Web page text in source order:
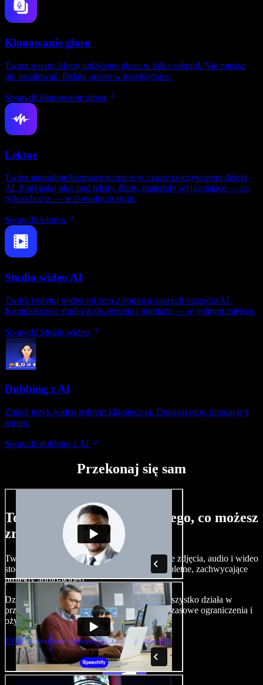
Klonowanie głosu
Twórz wierne klony ludzkiego głosu w kilka sekund. Nie musisz
nic instalować. Działa prosto w przeglądarce.
Sprawdź klonowanie głosu
Lektor
Twórz naturalnie brzmiące narracje w czasie rzeczywistym dzięki
AI. Podkładaj głos pod teksty, filmy, materiały wyjaśniające — co
tylko chcesz — w dowolnym stylu.
Sprawdź lektora
Studio wideo AI
Twórz i edytuj wideo od zera z pomocą naszych narzędzi AI.
Kompleksowe studio do tworzenia i montażu — w jednym miejscu.
Sprawdź Studio wideo
Dubbing z AI
Zmień język wideo jednym kliknięciem. Dopasuj głos, intonację i
tempo.
Sprawdź dubbing z AI
Przekonaj się sam
To tylko niewielka próbka tego, co możesz
zrobić z Speechify Studio.
Twórz nagrania lektorskie, dodawaj bezpłatne zdjęcia, audio i wideo
stockowe, klonuj swój głos — i składaj kompletne, zachwycające
projekty audio-wideo.
Dzięki zerowej krzywej uczenia i temu, że wszystko działa w
przeglądarce, twórcy mogą porzucić dotychczasowe ograniczenia i
ożywić każdy kreatywny pomysł.
Uruchom Studio